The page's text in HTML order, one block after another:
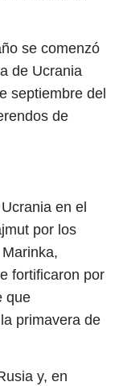
se comenzó
de Ucrania
septiembre del
de
en el
por los
fortificaron por
que
primavera de
y, en